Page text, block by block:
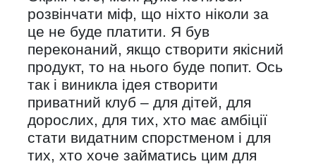
розвінчати міф, що ніхто ніколи за
це не буде платити. Я був
переконаний, якщо створити якісний
продукт, то на нього буде попит. Ось
так і виникла ідея створити
приватний клуб – для дітей, для
дорослих, для тих, хто має амбіції
стати видатним спорстменом і для
тих, хто хоче займатись цим для